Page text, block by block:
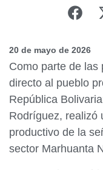
20 de mayo de 2026
Como parte de las
directo al pueblo
República
Rodríguez, realizó
productivo de la
sector Marhuanta